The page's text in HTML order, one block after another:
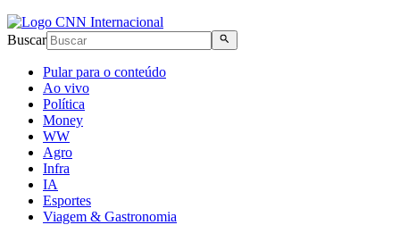
Buscar
Pular para o conteúdo
Ao vivo
Política
Money
WW
Agro
Infra
IA
Esportes
Viagem & Gastronomia